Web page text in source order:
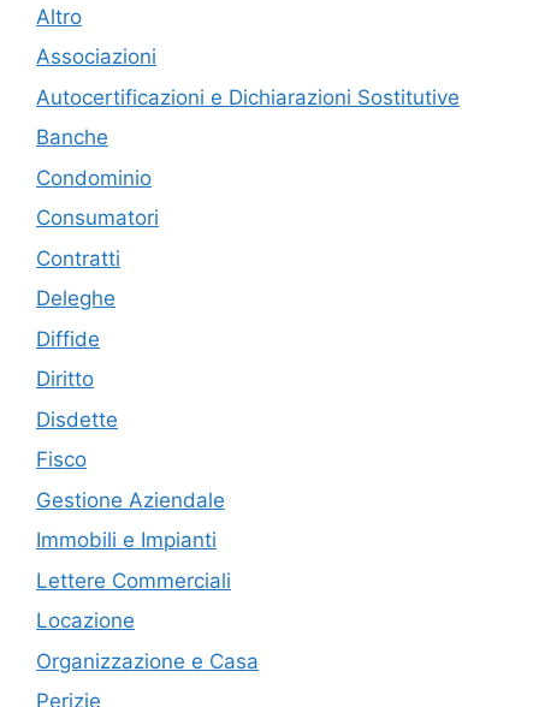
Altro
Associazioni
Autocertificazioni e Dichiarazioni Sostitutive
Banche
Condominio
Consumatori
Contratti
Deleghe
Diffide
Diritto
Disdette
Fisco
Gestione Aziendale
Immobili e Impianti
Lettere Commerciali
Locazione
Organizzazione e Casa
Perizie